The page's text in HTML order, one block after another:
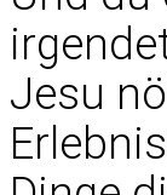
Jesu